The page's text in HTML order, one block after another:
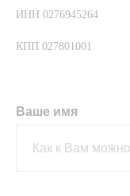
ИНН 0276945264
КПП 027801001
Ваше имя